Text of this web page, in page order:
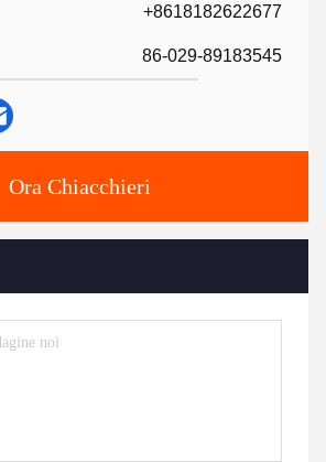
+8618182622677
86-029-89183545
Ora Chiacchieri